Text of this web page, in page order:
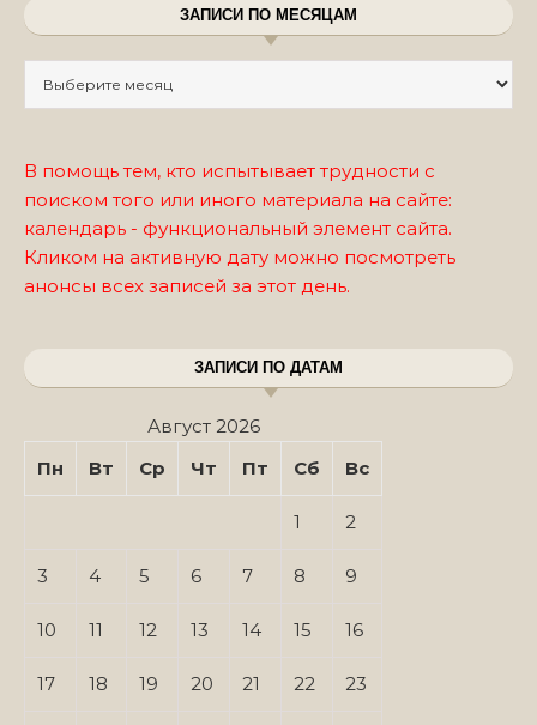
ЗАПИСИ ПО МЕСЯЦАМ
В помощь тем, кто испытывает трудности с
поиском того или иного материала на сайте:
календарь - функциональный элемент сайта.
Кликом на активную дату можно посмотреть
анонсы всех записей за этот день.
ЗАПИСИ ПО ДАТАМ
Август 2026
Пн
Вт Ср Чт Пт Сб Вс
1 2
3 4 5 6 7 8 9
10 11 12 13 14 15 16
17 18 19 20 21 22 23